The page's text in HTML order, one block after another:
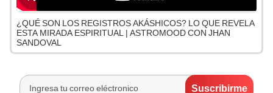
¿QUÉ SON LOS REGISTROS AKÁSHICOS? LO QUE REVELA
ESTA MIRADA ESPIRITUAL | ASTROMOOD CON JHAN
SANDOVAL